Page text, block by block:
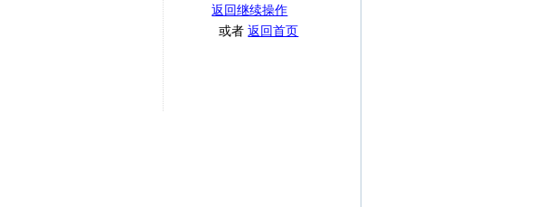
返回继续操作
或者返回首页